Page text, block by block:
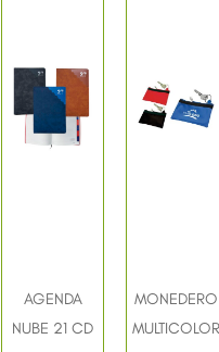
AGENDA
NUBE 21 CD
MONEDERO
MULTICOLOR